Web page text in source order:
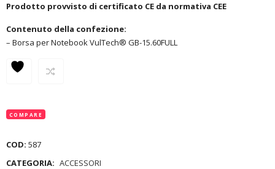
Prodotto provvisto di certificato CE da normativa CEE
Contenuto della confezione:
– Borsa per Notebook VulTech® GB-15.60FULL
COMPARE
COD: 587
CATEGORIA: ACCESSORI